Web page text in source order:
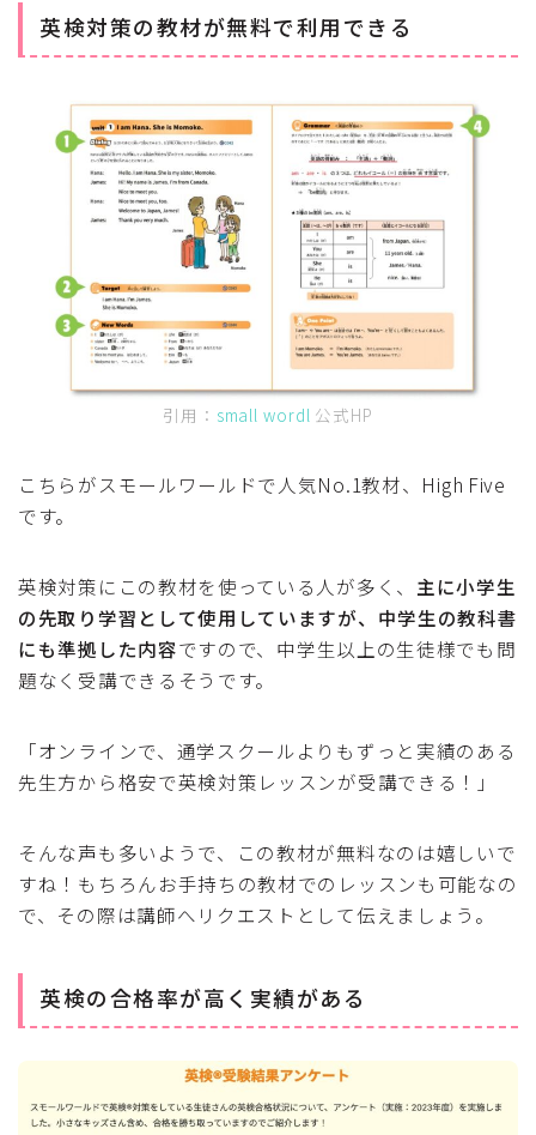
英検対策の教材が無料で利用できる
引用： small wordl 公式HP
こちらがスモールワールドで人気No.1教材、High Five
です。
英検対策にこの教材を使っている人が多く、 主に小学生
の先取り学習として使用していますが、中学生の教科書
にも準拠した内容ですので、中学生以上の生徒様でも問
題なく受講できるそうです。
「オンラインで、通学スクールよりもずっと実績のある
先生方から格安で英検対策レッスンが受講できる！」
そんな声も多いようで、この教材が無料なのは嬉しいで
すね！もちろんお手持ちの教材でのレッスンも可能なの
で、その際は講師へリクエストとして伝えましょう。
英検の合格率が高く実績がある